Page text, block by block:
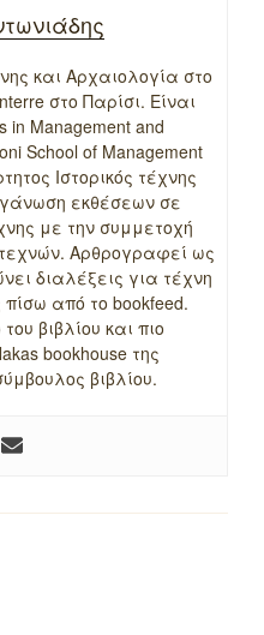
και Αρχαιολογία στο
στο Παρίσι. Είναι
in Management and
School of Management
Ιστορικός τέχνης
εκθέσεων σε
με την συμμετοχή
Αρθρογραφεί ως
διαλέξεις για τέχνη
πίσω από το bookfeed.
βιβλίου και πιο
bookhouse της
βιβλίου.